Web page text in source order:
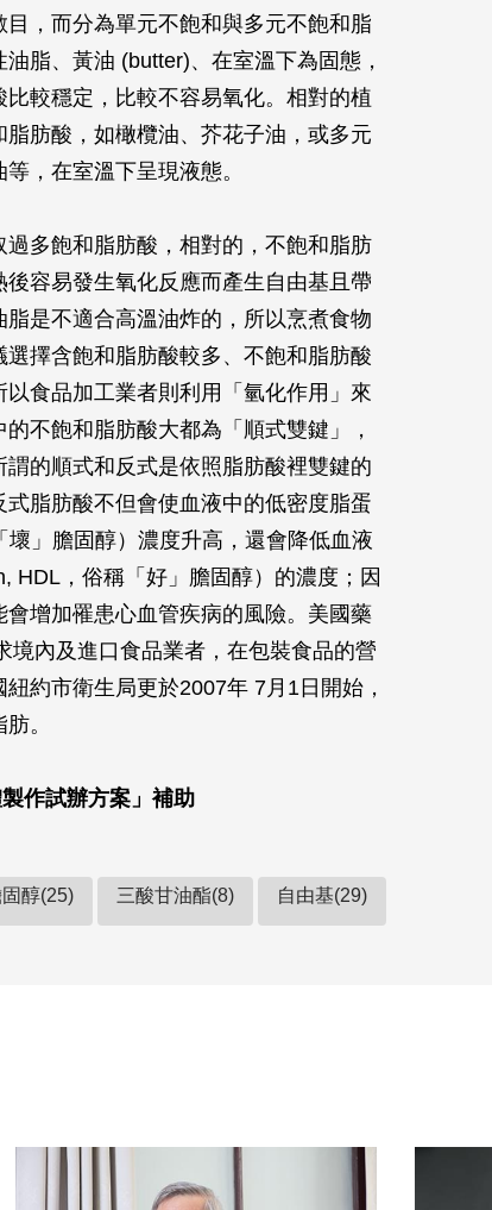
，而分為單元不飽和與多元不飽和脂
脂、黃油 (butter)、在室溫下為固態，
較穩定，比較不容易氧化。相對的植
肪酸，如橄欖油、芥花子油，或多元
，在室溫下呈現液態。
多飽和脂肪酸，相對的，不飽和脂肪
容易發生氧化反應而產生自由基且帶
是不適合高溫油炸的，所以烹煮食物
擇含飽和脂肪酸較多、不飽和脂肪酸
食品加工業者則利用「氫化作用」來
不飽和脂肪酸大都為「順式雙鍵」，
的順式和反式是依照脂肪酸裡雙鍵的
脂肪酸不但會使血液中的低密度脂蛋
」膽固醇）濃度升高，還會降低血液
HDL，俗稱「好」膽固醇）的濃度；因
增加罹患心血管疾病的風險。美國藥
內及進口食品業者，在包裝食品的營
約市衛生局更於2007年 7月1日開始，
。
作試辦方案」補助
固醇(25) 三酸甘油酯(8) 自由基(29)